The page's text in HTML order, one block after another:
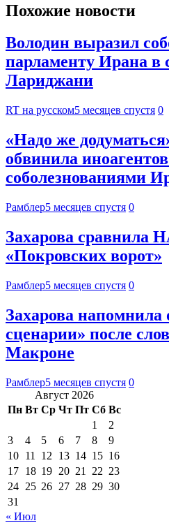
Похожие новости
Володин выразил
парламенту Ирана в
Лариджани
RT на русском5 месяцев спустя 0
«Надо же
обвинила
соболезнованиями
Рамблер5 месяцев спустя 0
Захарова сравнила
«Покровских ворот»
Рамблер5 месяцев спустя 0
Захарова напомнила
сценарии» после
Макроне
Рамблер5 месяцев спустя 0
Август 2026
Пн Вт Ср Чт Пт Сб Вс
1
2
3
4 5 6 7 8
9
10 11 12 13 14 15 16
17 18 19 20 21 22 23
24 25 26 27 28 29 30
31
« Июл